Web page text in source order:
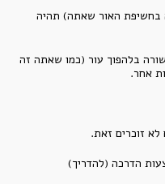
בחשיפת האור שאתה) תהיה
בלהפוך עור (כמו שאתה זה
אחר.
זוכרים זאת.
הדרכה (להדריך)